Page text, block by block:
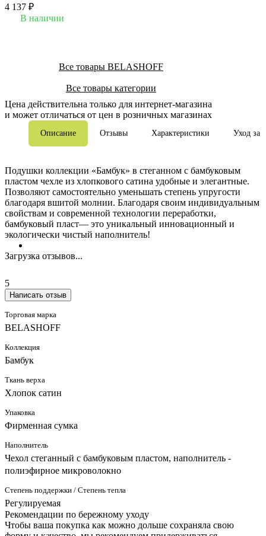
4 137 ₽
В наличии
Все товары BELASHOFF
Все товары категории
Цена действительна только для интернет-магазина
и может отличаться от цен в розничных магазинах
Описание Отзывы Характеристики Уход за
Подушки коллекции «Бамбук» в стеганном с бамбуковым
пластом чехле из хлопкового сатина удобные и элегантные.
Позволяют самостоятельно уменьшать степень упругости
благодаря вшитой молнии. Благодаря своим индивидуальным
свойствам и современной технологии переработки,
бамбуковый пласт— это уникальный инновационный и
экологически чистый наполнитель!
Загрузка отзывов...
5
Написать отзыв
Торговая марка
BELASHOFF
Коллекция
Бамбук
Ткань верха
Хлопок сатин
Упаковка
Фирменная сумка
Наполнитель
Чехол стеганный с бамбуковым пластом, наполнитель -
полиэфирное микроволокно
Степень поддержки / Степень тепла
Регулируемая
Рекомендации по бережному уходу
Чтобы ваша покупка как можно дольше сохраняла свою